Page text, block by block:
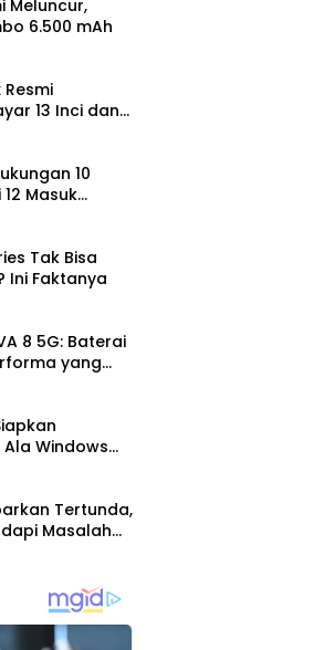
Meluncur,
6.500 mAh
Resmi
13 Inci dan
10
Masuk
Tak Bisa
Ini Faktanya
8 5G: Baterai
yang
Windows
Tertunda,
Masalah